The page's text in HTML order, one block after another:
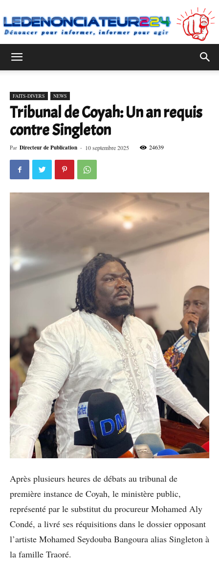
FAITS-DIVERS NEWS
Tribunal de Coyah: Un an requis
contre Singleton
Par Directeur de Publication - 10 septembre 2025 24639
Après plusieurs heures de débats au tribunal de
première instance de Coyah, le ministère public,
représenté par le substitut du procureur Mohamed Aly
Condé, a livré ses réquisitions dans le dossier opposant
l’artiste Mohamed Seydouba Bangoura alias Singleton à
la famille Traoré.